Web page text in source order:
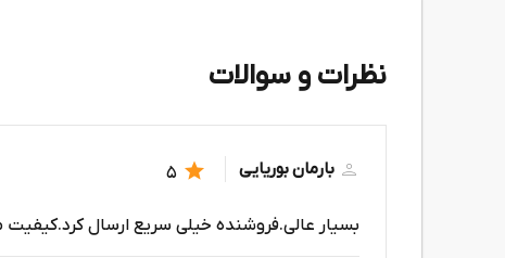
نظرات و سوالات
بارمان بوریایی 5
بسیار عالی.فروشنده خیلی سریع ارسال